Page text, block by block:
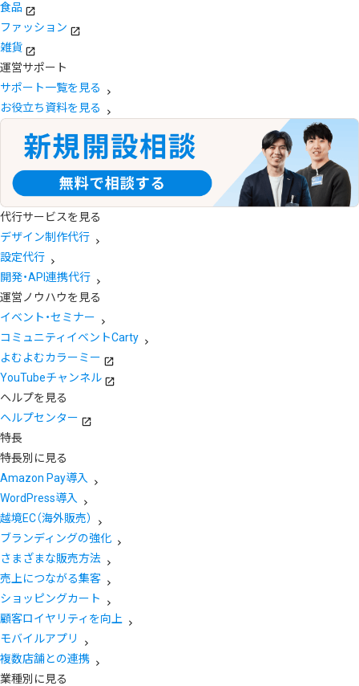
食品
ファッション
雑貨
運営サポート
サポート一覧を見る
お役立ち資料を見る
代行サービスを見る
デザイン制作代行
設定代行
開発・API連携代行
運営ノウハウを見る
イベント・セミナー
コミュニティイベントCarty
よむよむカラーミー
YouTubeチャンネル
ヘルプを見る
ヘルプセンター
特長
特長別に見る
Amazon Pay導入
WordPress導入
越境EC（海外販売）
ブランディングの強化
さまざまな販売方法
売上につながる集客
ショッピングカート
顧客ロイヤリティを向上
モバイルアプリ
複数店舗との連携
業種別に見る